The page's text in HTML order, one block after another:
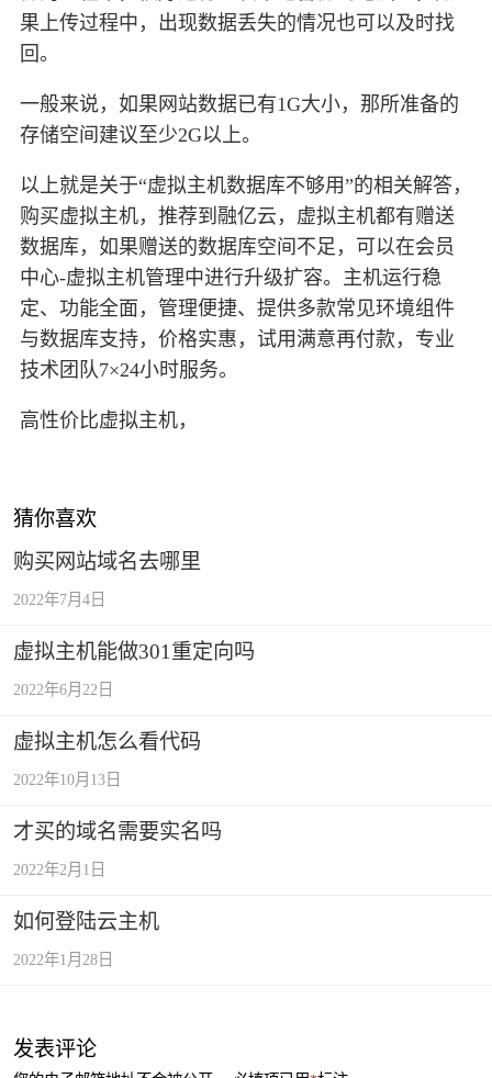
果上传过程中，出现数据丢失的情况也可以及时找
回。
一般来说，如果网站数据已有1G大小，那所准备的
存储空间建议至少2G以上。
以上就是关于“虚拟主机数据库不够用”的相关解答，
购买虚拟主机，推荐到融亿云，虚拟主机都有赠送
数据库，如果赠送的数据库空间不足，可以在会员
中心-虚拟主机管理中进行升级扩容。主机运行稳
定、功能全面，管理便捷、提供多款常见环境组件
与数据库支持，价格实惠，试用满意再付款，专业
技术团队7×24小时服务。
高性价比虚拟主机，
猜你喜欢
购买网站域名去哪里
2022年7月4日
虚拟主机能做301重定向吗
2022年6月22日
虚拟主机怎么看代码
2022年10月13日
才买的域名需要实名吗
2022年2月1日
如何登陆云主机
2022年1月28日
发表评论